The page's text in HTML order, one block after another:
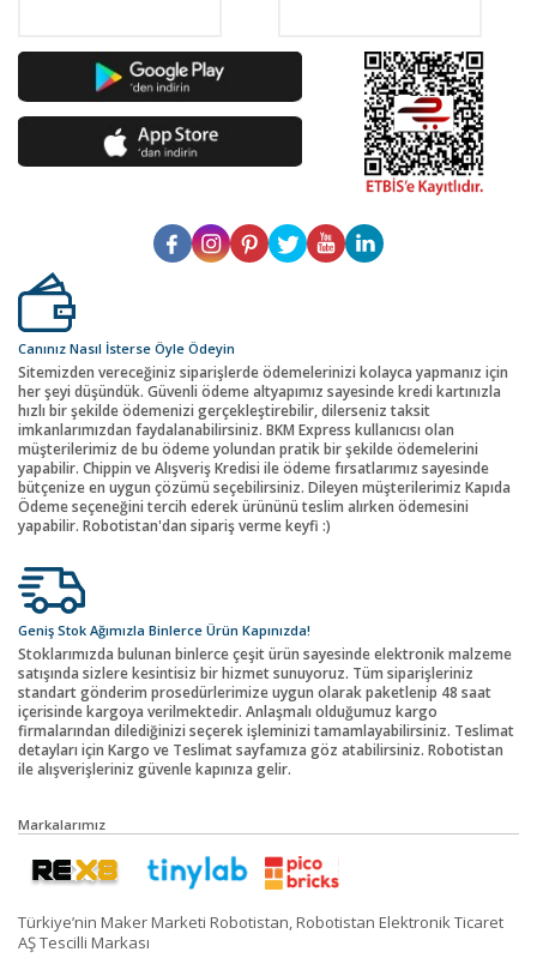
Canınız Nasıl İsterse Öyle Ödeyin
Sitemizden vereceğiniz siparişlerde ödemelerinizi kolayca yapmanız için
her şeyi düşündük. Güvenli ödeme altyapımız sayesinde kredi kartınızla
hızlı bir şekilde ödemenizi gerçekleştirebilir, dilerseniz taksit
imkanlarımızdan faydalanabilirsiniz. BKM Express kullanıcısı olan
müşterilerimiz de bu ödeme yolundan pratik bir şekilde ödemelerini
yapabilir. Chippin ve Alışveriş Kredisi ile ödeme fırsatlarımız sayesinde
bütçenize en uygun çözümü seçebilirsiniz. Dileyen müşterilerimiz Kapıda
Ödeme seçeneğini tercih ederek ürününü teslim alırken ödemesini
yapabilir. Robotistan'dan sipariş verme keyfi :)
Geniş Stok Ağımızla Binlerce Ürün Kapınızda!
Stoklarımızda bulunan binlerce çeşit ürün sayesinde elektronik malzeme
satışında sizlere kesintisiz bir hizmet sunuyoruz. Tüm siparişleriniz
standart gönderim prosedürlerimize uygun olarak paketlenip 48 saat
içerisinde kargoya verilmektedir. Anlaşmalı olduğumuz kargo
firmalarından dilediğinizi seçerek işleminizi tamamlayabilirsiniz. Teslimat
detayları için Kargo ve Teslimat sayfamıza göz atabilirsiniz. Robotistan
ile alışverişleriniz güvenle kapınıza gelir.
Markalarımız
Türkiye’nin Maker Marketi Robotistan, Robotistan Elektronik Ticaret
AŞ Tescilli Markası